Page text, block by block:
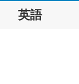
英語